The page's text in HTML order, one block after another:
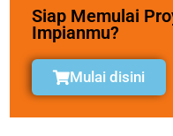
Siap Memulai
Impianmu?
Mulai disini